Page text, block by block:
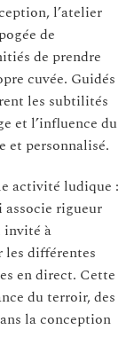
l’atelier
de
de prendre
cuvée. Guidés
les subtilités
et l’influence du
et personnalisé.
activité ludique :
associe rigueur
invité à
les différentes
en direct. Cette
du terroir, des
la conception